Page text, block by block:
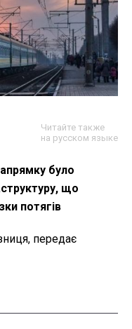
Читайте также
на русском языке
було
що
потягів
передає